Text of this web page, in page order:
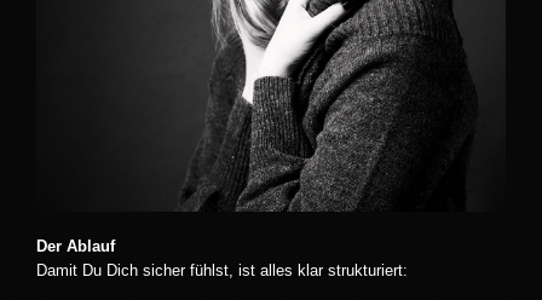
Der Ablauf
Damit Du Dich sicher fühlst, ist alles klar strukturiert: